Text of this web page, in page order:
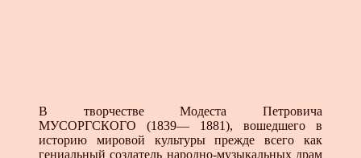
В творчестве Модеста Петровича
МУСОРГСКОГО (1839— 1881), вошедшего в
историю мировой культуры прежде всего как
гениальный создатель народно-музыкальных драм